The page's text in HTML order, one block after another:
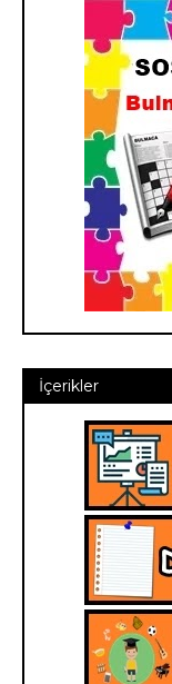
İçerikler